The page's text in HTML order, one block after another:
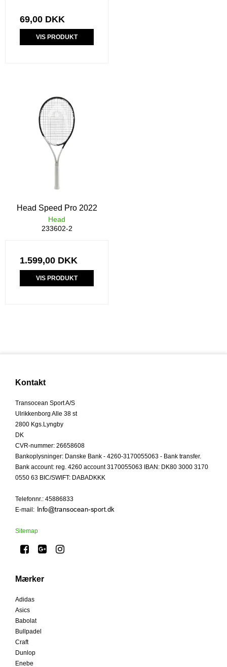
69,00 DKK
VIS PRODUKT
Head Speed Pro 2022
Head
233602-2
1.599,00 DKK
VIS PRODUKT
Kontakt
Transocean Sport A/S
Ulrikkenborg Alle 38 st
2800 Kgs.Lyngby
DK
CVR-nummer: 26658608
Bankoplysninger: Danske Bank - 4260-3170055063 - Bank transfer.
Bank account: reg. 4260 account 3170055063 IBAN: DK80 3000 3170
0550 63 BIC/SWIFT: DABADKKK
Telefonnr.: 45886833
E-mail :
Sitemap
Mærker
Adidas
Asics
Babolat
Bullpadel
Craft
Dunlop
Enebe